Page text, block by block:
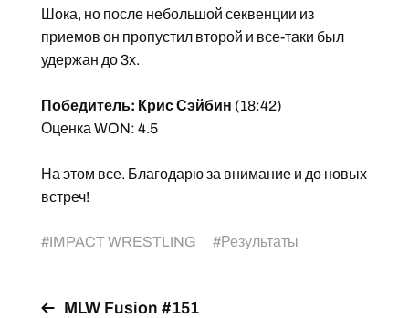
Шока, но после небольшой секвенции из
приемов он пропустил второй и все-таки был
удержан до 3х.
Победитель: Крис Сэйбин (18:42)
Оценка WON: 4.5
На этом все. Благодарю за внимание и до новых
встреч!
#IMPACT WRESTLING #Результаты
MLW Fusion #151